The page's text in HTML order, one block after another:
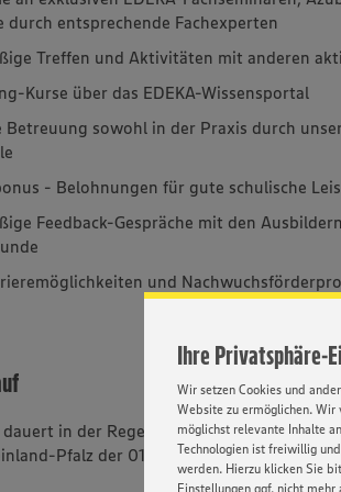
Ihre Privatsphäre-
Wir setzen Cookies und
Website zu ermöglichen. Wir
möglichst relevante Inhalte
Technologien ist freiwillig
werden. Hierzu klicken Sie
Einstellungen ggf. nicht
durch entsprechende Fachexperten
Treffen und Aktivitäten mit anderen
Kurse über das EDEKA-Wissensportal
Betreuung sowohl in der Praxis durch
- Belohnungen für gute schulische
Feedback-Gespräche mit den
und
in der Regel drei Jahre. Der
Pfalz der 01.08. sowie in Baden-